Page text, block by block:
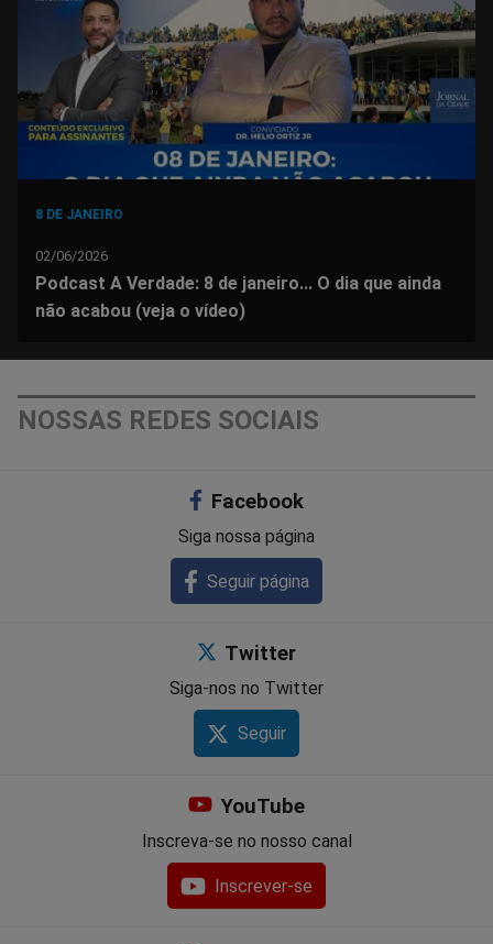
FacebookWhatsappTwitterMessengerTelegramGettr
8 DE JANEIRO
02/06/2026
Podcast A Verdade: 8 de janeiro... O dia que ainda
não acabou (veja o vídeo)
NOSSAS REDES SOCIAIS
Facebook
Siga nossa página
Seguir página
Twitter
Siga-nos no Twitter
Seguir
YouTube
Inscreva-se no nosso canal
Inscrever-se